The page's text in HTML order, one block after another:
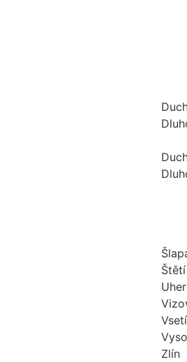
Štětí
Zlín